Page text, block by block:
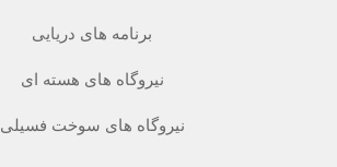
برنامه های دریایی
نیروگاه های هسته ای
نیروگاه های سوخت فسیلی